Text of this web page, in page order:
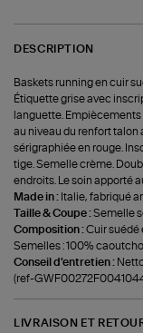
DESCRIPTION
Baskets running en cuir
Étiquette grise avec
languette.
au niveau du renfort talon
sérigraphiée en rouge.
tige. Semelle crème.
endroits. Le soin apporté
Made in : Italie, fabriqué
Taille & Coupe :Semelle
Composition :Cuir suédé
Semelles : 100%
Conseil d'entretien :
(ref-
LIVRAISON ET